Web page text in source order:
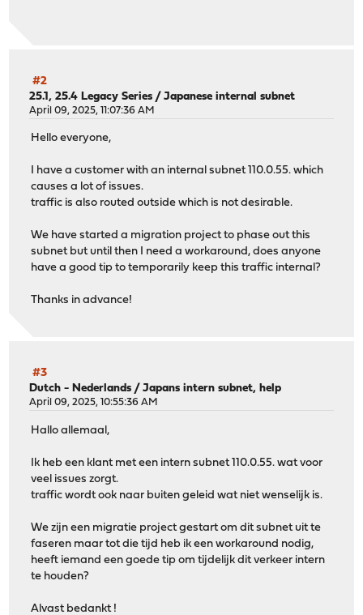
#2
25.1, 25.4 Legacy Series /Japanese internal subnet
April 09, 2025, 11:07:36 AM
Hello everyone,
I have a customer with an internal subnet 110.0.55. which
causes a lot of issues.
traffic is also routed outside which is not desirable.
We have started a migration project to phase out this
subnet but until then I need a workaround, does anyone
have a good tip to temporarily keep this traffic internal?
Thanks in advance!
#3
Dutch - Nederlands /Japans intern subnet, help
April 09, 2025, 10:55:36 AM
Hallo allemaal,
Ik heb een klant met een intern subnet 110.0.55. wat voor
veel issues zorgt.
traffic wordt ook naar buiten geleid wat niet wenselijk is.
We zijn een migratie project gestart om dit subnet uit te
faseren maar tot die tijd heb ik een workaround nodig,
heeft iemand een goede tip om tijdelijk dit verkeer intern
te houden?
Alvast bedankt !